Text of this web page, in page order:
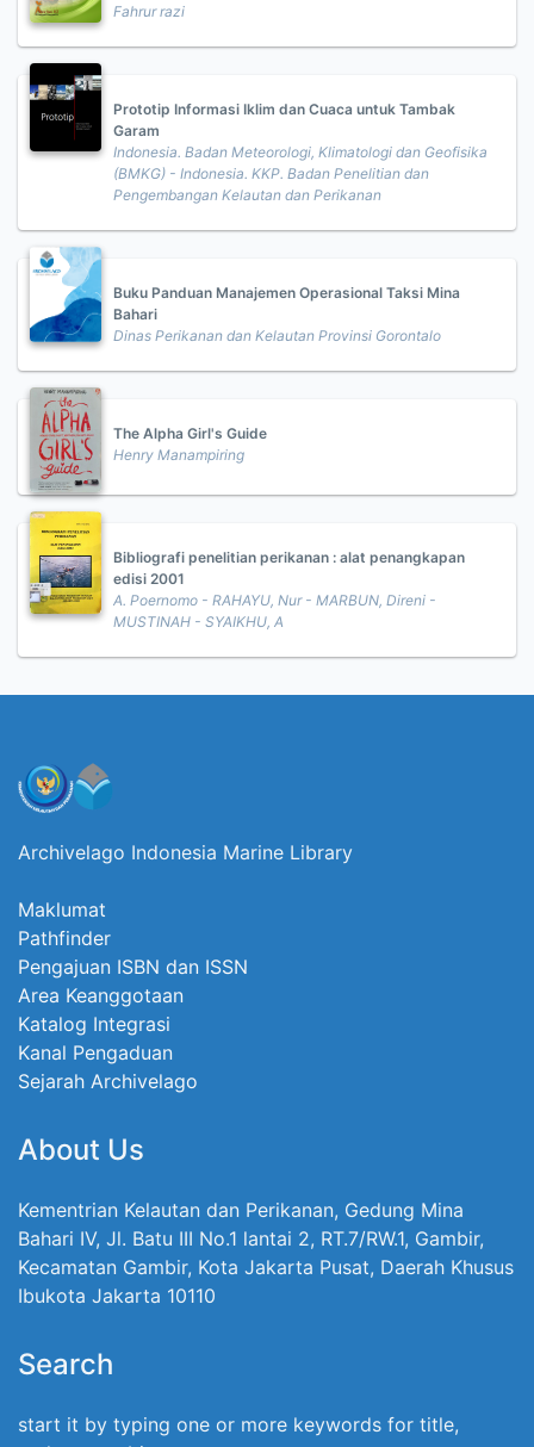
Fahrur razi
Prototip Informasi Iklim dan Cuaca untuk Tambak
Garam
Indonesia. Badan Meteorologi, Klimatologi dan Geofisika
(BMKG) - Indonesia. KKP. Badan Penelitian dan
Pengembangan Kelautan dan Perikanan
Buku Panduan Manajemen Operasional Taksi Mina
Bahari
Dinas Perikanan dan Kelautan Provinsi Gorontalo
The Alpha Girl's Guide
Henry Manampiring
Bibliografi penelitian perikanan : alat penangkapan
edisi 2001
A. Poernomo - RAHAYU, Nur - MARBUN, Direni -
MUSTINAH - SYAIKHU, A
Archivelago Indonesia Marine Library
Maklumat
Pathfinder
Pengajuan ISBN dan ISSN
Area Keanggotaan
Katalog Integrasi
Kanal Pengaduan
Sejarah Archivelago
About Us
Kementrian Kelautan dan Perikanan, Gedung Mina
Bahari IV, Jl. Batu III No.1 lantai 2, RT.7/RW.1, Gambir,
Kecamatan Gambir, Kota Jakarta Pusat, Daerah Khusus
Ibukota Jakarta 10110
Search
start it by typing one or more keywords for title,